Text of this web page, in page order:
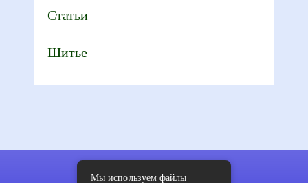
Статьи
Шитье
Мы используем файлы